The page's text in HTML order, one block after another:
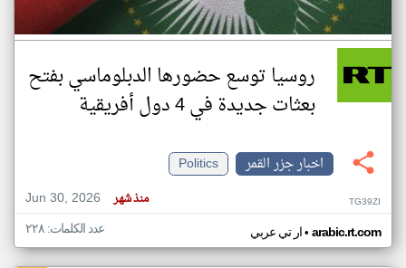
روسيا توسع حضورها الدبلوماسي بفتح
بعثات جديدة في 4 دول أفريقية
اخبار جزر القمر
Politics
Jun 30, 2026
منذ شهر TG39ZI
ار تي عربي• arabic.rt.com عدد الكلمات: ٢٢٨